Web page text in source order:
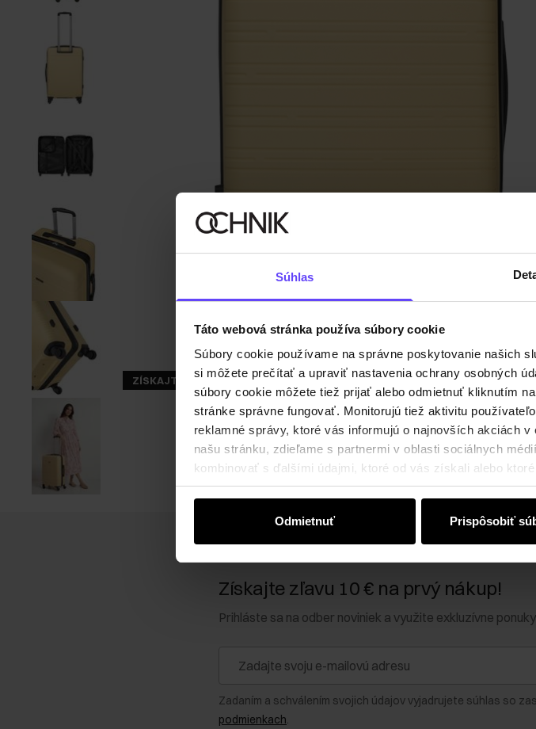
Súhlas
Táto webová stránka používa súbory cookie
Súbory cookie používame na správne poskytovanie našich
si môžete prečítať a upraviť nastavenia ochrany osobných
súbory cookie môžete tiež prijať alebo odmietnuť kliknutím
stránke správne fungovať. Monitorujú tiež aktivitu
reklamné správy, ktoré vás informujú o najnovších akciách
našu stránku, zdieľame s partnermi v oblasti sociálnych
kombinovať s ďalšími údajmi, ktoré od vás získali alebo
Odmietnuť Prispôsobiť
ZÍSKAJTE -30%
Získajte zľavu 10 € na prvý nákup!
Prihláste sa na odber noviniek a využite exkluzívne
Zadaním a schválením svojich údajov vyjadrujete súhlas so
podmienkach.